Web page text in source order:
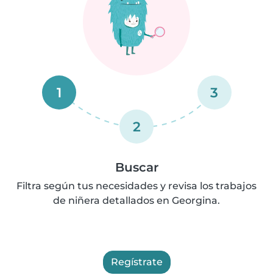
1
2
3
Buscar
Filtra según tus necesidades y revisa los trabajos
de niñera detallados en Georgina.
Regístrate